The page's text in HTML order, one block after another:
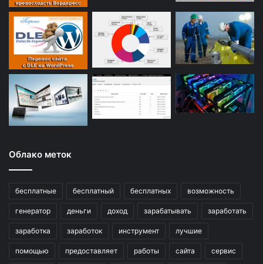
Облако меток
бесплатные бесплатный бесплатных возможность
генератор деньги доход зарабатывать заработать
заработка заработок инструмент лучшие
помощью предоставляет работы сайта сервис